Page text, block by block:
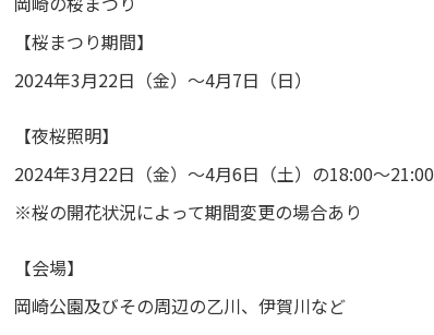
【桜まつり期間】
2024年3月22日（金）～4月7日（日）
【夜桜照明】
2024年3月22日（金）～4月6日（土）の18:00～21:00
※桜の開花状況によって期間変更の場合あり
【会場】
岡崎公園及びその周辺の乙川、伊賀川など